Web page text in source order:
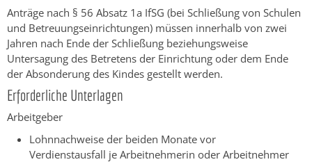
Anträge nach § 56 Absatz 1a IfSG (bei Schließung von Schulen
und Betreuungseinrichtungen) müssen innerhalb von zwei
Jahren nach Ende der Schließung beziehungsweise
Untersagung des Betretens der Einrichtung oder dem Ende
der Absonderung des Kindes gestellt werden.
Erforderliche Unterlagen
Arbeitgeber
Lohnnachweise der beiden Monate vor
Verdienstausfall je Arbeitnehmerin oder Arbeitnehmer